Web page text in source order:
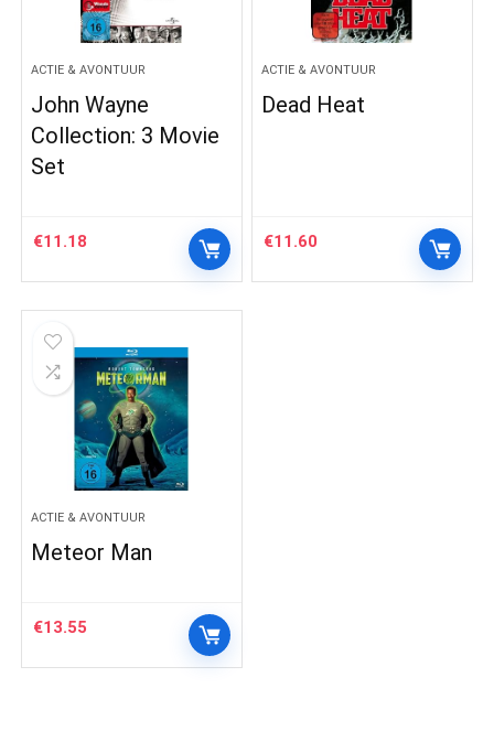
ACTIE & AVONTUUR
John Wayne
Collection: 3 Movie
Set
€11.18
ACTIE & AVONTUUR
Dead Heat
€11.60
ACTIE & AVONTUUR
Meteor Man
€13.55